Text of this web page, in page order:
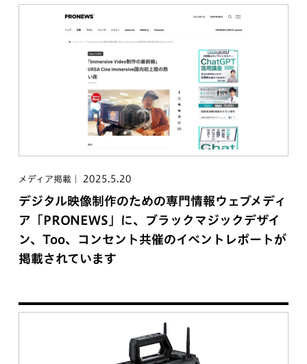
メディア掲載 2025.5.20
デジタル映像制作のための専門情報ウェブメディ
ア「PRONEWS」に、ブラックマジックデザイ
ン、Too、コンセント共催のイベントレポートが
掲載されています